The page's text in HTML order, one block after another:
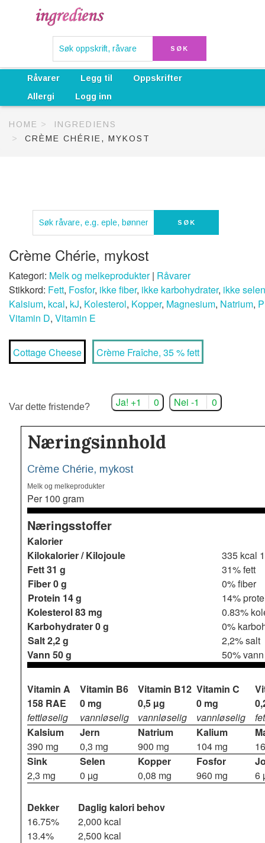
Råvarer Legg til
Oppskrifter
Allergi
Logg inn
HOME
INGREDIENS
CRÈME CHÉRIE, MYKOST
Crème Chérie, mykost
Kategori: Melk og melkeprodukter| Råvarer
Stikkord: Fett, Fosfor, ikke fiber, ikke karbohydrater, ikke selen
Kalsium, kcal, kJ, Kolesterol, Kopper, Magnesium, Natrium,
Vitamin D, Vitamin E
Cottage Cheese Crème Fraîche, 35 % fett
Var dette fristende? Ja! +1 0 Nei -1 0
Næringsinnhold
Crème Chérie, mykost
Melk og melkeprodukter
Per 100 gram
Næringsstoffer
Kalorier
Kilokalorier / Kilojoule
335 kcal
Fett31 g
31% fett
Fiber0 g
0% fiber
Protein 14 g
14%
Kolesterol83 mg
0.83%
Karbohydrater0 g
0%
Salt2,2 g
2,2% salt
Vann 50 g 50% vann
Vitamin A
158 RAE
fettløselig
Vitamin B6
0 mg
vannløselig
Vitamin B12
0,5 µg
vannløselig
Vitamin C
0 mg
vannløselig
Kalsium
390 mg
Jern
0,3 mg
Natrium
900 mg
Kalium
104 mg
Sink
2,3 mg
Selen
0 µg
Kopper
0,08 mg
Fosfor
960 mg
6
Dekker
Daglig kalori behov
16.75%
2,000 kcal
13.4%
2,500 kcal